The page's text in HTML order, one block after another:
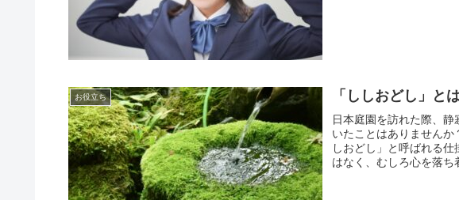
お役立ち 「ししおどし」と
日本庭園を訪れた際、
いたことはありませんか
しおどし」と呼ばれる
はなく、むしろ心を落ち